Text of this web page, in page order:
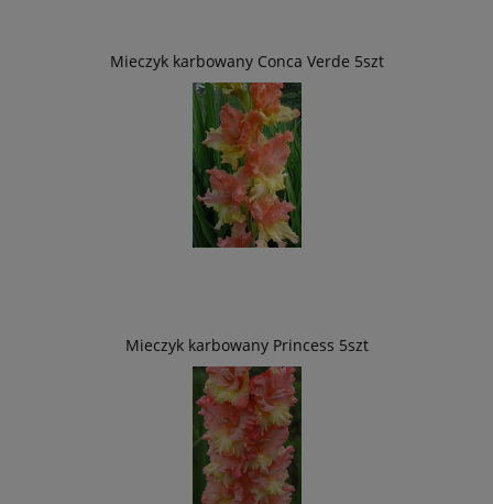
Mieczyk karbowany Conca Verde 5szt
Mieczyk karbowany Princess 5szt